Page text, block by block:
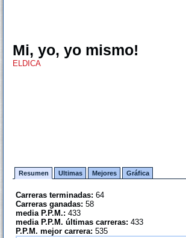
Mi, yo, yo mismo!
ELDICA
Resumen Ultimas Mejores Gráfica
Carreras terminadas: 64
Carreras ganadas: 58
media P.P.M.: 433
media P.P.M. últimas carreras: 433
P.P.M. mejor carrera: 535